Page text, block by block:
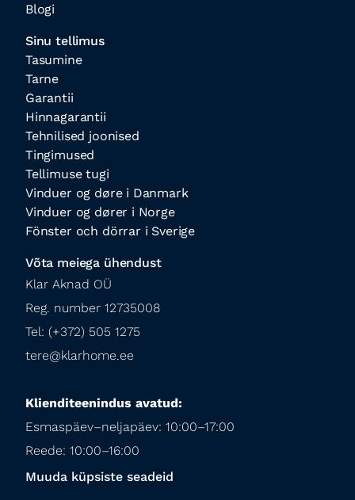
Blogi
Sinu tellimus
Tasumine
Tarne
Garantii
Hinnagarantii
Tehnilised joonised
Tingimused
Tellimuse tugi
Vinduer og døre i Danmark
Vinduer og dører i Norge
Fönster och dörrar i Sverige
Võta meiega ühendust
Klar Aknad OÜ
Reg. number 12735008
Tel: (+372) 505 1275
tere@klarhome.ee
Klienditeenindus avatud:
Esmaspäev–neljapäev: 10:00–17:00
Reede: 10:00–16:00
Muuda küpsiste seadeid